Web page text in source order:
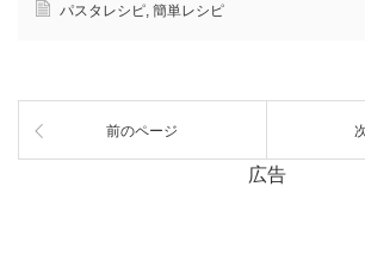
パスタレシピ, 簡単レシピ
前のページ
広告